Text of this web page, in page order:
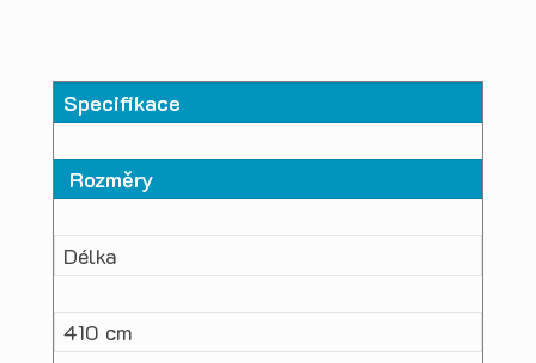
Specifikace
Rozměry
Délka
410 cm